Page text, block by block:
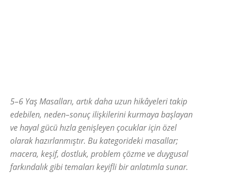
5–6 Yaş Masalları, artık daha uzun hikâyeleri takip
edebilen, neden–sonuç ilişkilerini kurmaya başlayan
ve hayal gücü hızla genişleyen çocuklar için özel
olarak hazırlanmıştır. Bu kategorideki masallar;
macera, keşif, dostluk, problem çözme ve duygusal
farkındalık gibi temaları keyifli bir anlatımla sunar.